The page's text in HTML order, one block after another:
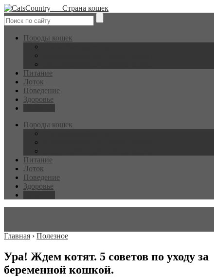
Породы кошек
Питание
Лоток
Поведение
Здоровье
Породы кошек
Питание
Лоток
Поведение
Здоровье
Главная › Полезное
Ура! Ждем котят. 5 советов по уходу за
беременной кошкой.